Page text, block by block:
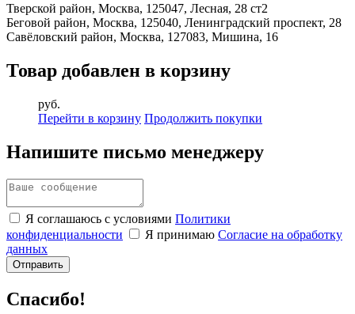
Тверской район, Москва, 125047, Лесная, 28 ст2
Беговой район, Москва, 125040, Ленинградский проспект, 28
Савёловский район, Москва, 127083, Мишина, 16
Товар добавлен в корзину
руб.
Перейти в корзину Продолжить покупки
Напишите письмо менеджеру
Я соглашаюсь с условиями Политики
конфиденциальности
Я принимаю Согласие на обработку
данных
Спасибо!